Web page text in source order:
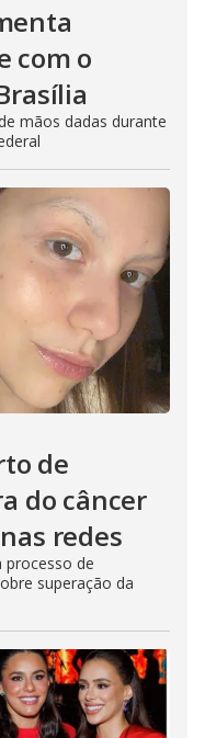
com o
mãos dadas durante
de
do câncer
redes
processo de
superação da